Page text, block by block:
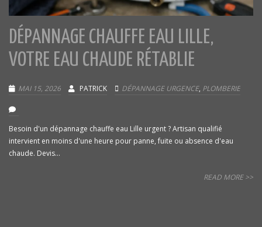
DÉPANNAGE CHAUFFE EAU LILLE,
VOTRE EAU CHAUDE RÉTABLIE
MAI 15, 2026 PATRICK DÉPANNAGE URGENCE, PLOMBERIE
Besoin d'un dépannage chauffe eau Lille urgent ? Artisan qualifié
intervient en moins d'une heure pour panne, fuite ou absence d'eau
chaude. Devis...
READ MORE >>